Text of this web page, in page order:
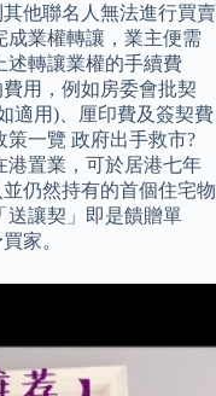
他聯名人無法進行買賣
成業權轉讓，業主便需
述轉讓業權的手續費
用，例如房委會批契
適用)、厘印費及簽契費
策一覽 政府出手救市?
港置業，可於居港七年
仍然持有的首個住宅物
讓契」即是饋贈單
家。